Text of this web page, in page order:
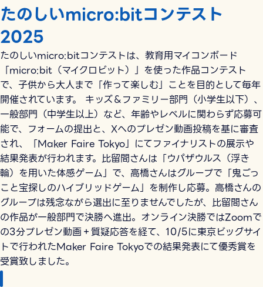
たのしいmicro:bitコンテスト
2025
たのしいmicro:bitコンテストは、教育用マイコンボード
「micro:bit（マイクロビット）」を使った作品コンテスト
で、子供から大人まで「作って楽しむ」ことを目的として毎年
開催されています。 キッズ＆ファミリー部門（小学生以下）、
一般部門（中学生以上）など、年齢やレベルに関わらず応募可
能で、フォームの提出と、Xへのプレゼン動画投稿を基に審査
され、「Maker Faire Tokyo」にてファイナリストの展示や
結果発表が行われます。比留間さんは「ウパザウルス（浮き
輪）を用いた体感ゲーム」で、高橋さんはグループで「鬼ごっ
こと宝探しのハイブリッドゲーム」を制作し応募。高橋さんの
グループは残念ながら選出に至りませんでしたが、比留間さん
の作品が一般部門で決勝へ進出。オンライン決勝ではZoomで
の3分プレゼン動画＋質疑応答を経て、10/5に東京ビッグサイ
トで行われたMaker Faire Tokyoでの結果発表にて優秀賞を
受賞致しました。